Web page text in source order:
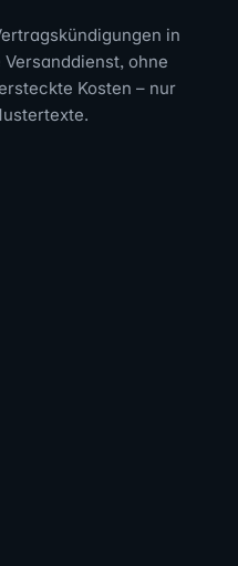
in
Versanddienst, ohne
Kosten – nur